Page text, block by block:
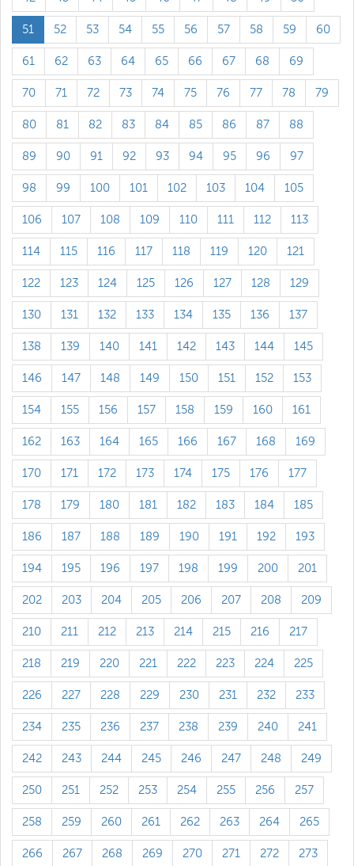
51 52 53 54 55 56 57 58 59 60
61 62 63 64 65 66 67 68 69
70 71 72 73 74 75 76 77 78 79
80 81 82 83 84 85 86 87 88
89 90 91 92 93 94 95 96 97
98 99 100 101 102 103 104 105
106 107 108 109 110 111 112 113
114 115 116 117 118 119 120 121
122 123 124 125 126 127 128 129
130 131 132 133 134 135 136 137
138 139 140 141 142 143 144 145
146 147 148 149 150 151 152 153
154 155 156 157 158 159 160 161
162 163 164 165 166 167 168 169
170 171 172 173 174 175 176 177
178 179 180 181 182 183 184 185
186 187 188 189 190 191 192 193
194 195 196 197 198 199 200 201
202 203 204 205 206 207 208 209
210 211 212 213 214 215 216 217
218 219 220 221 222 223 224 225
226 227 228 229 230 231 232 233
234 235 236 237 238 239 240 241
242 243 244 245 246 247 248 249
250 251 252 253 254 255 256 257
258 259 260 261 262 263 264 265
266 267 268 269 270 271 272 273